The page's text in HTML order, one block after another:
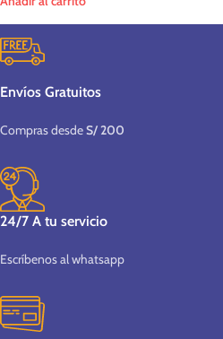
Envíos Gratuitos
Compras desdeS/ 200
24/7 A tu servicio
Escríbenos al whatsapp